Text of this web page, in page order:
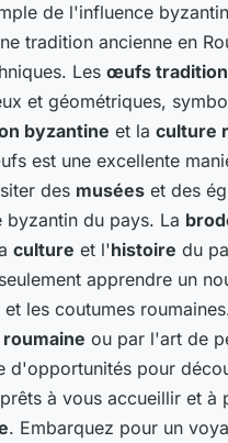
de l'influence
tradition ancienne en
Les œufs
et géométriques,
byzantine et la culture
est une excellente
des musées et des
byzantin du pays. La
culture et l'histoire du
apprendre un
les coutumes
ou par l'art de
d'opportunités pour
à vous accueillir et à
. Embarquez pour un